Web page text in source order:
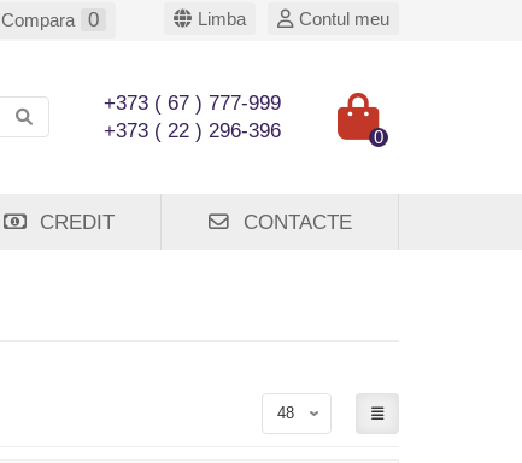
Compara 0 Limba Contul meu
+373 ( 67 ) 777-999
+373 ( 22 ) 296-396
0
CREDIT CONTACTE